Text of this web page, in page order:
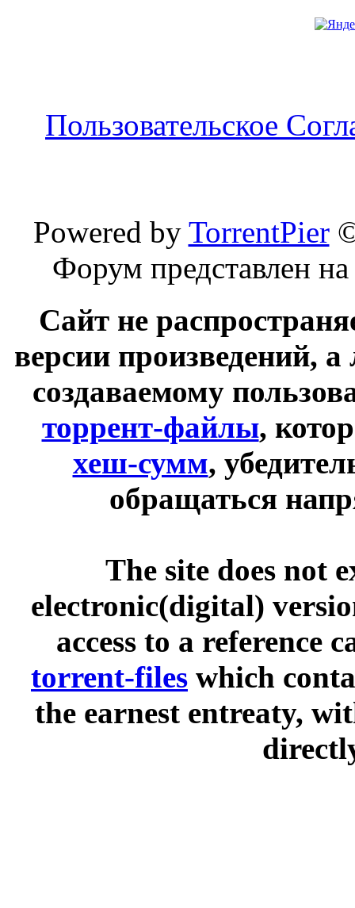
Пользовательское
Powered by TorrentPier
Форум представлен
Сайт не
версии произведений,
создаваемому
торрент-файлы,
хеш-сумм,
обращаться
The site does not
electronic(digital)
access to a reference
torrent-files which
the earnest entreaty,